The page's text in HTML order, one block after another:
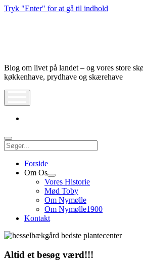
Tryk "Enter" for at gå til indhold
Blog om livet på landet – og vores store
køkkenhave, prydhave og skærehave
Søg
Forside
Om Os
Åbn
dropdown
meny
Vores Historie
Mød Toby
Om Nymølle
Om Nymølle1900
Kontakt
Altid et besøg værd!!!